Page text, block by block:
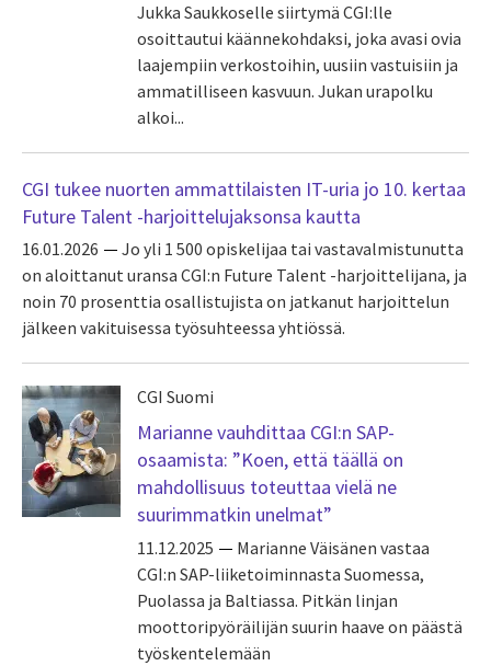
Jukka Saukkoselle siirtymä CGI:lle
osoittautui käännekohdaksi, joka avasi ovia
laajempiin verkostoihin, uusiin vastuisiin ja
ammatilliseen kasvuun. Jukan urapolku
alkoi...
CGI tukee nuorten ammattilaisten IT-uria jo 10. kertaa
Future Talent -harjoittelujaksonsa kautta
16.01.2026
Jo yli 1 500 opiskelijaa tai vastavalmistunutta
on aloittanut uransa CGI:n Future Talent -harjoittelijana, ja
noin 70 prosenttia osallistujista on jatkanut harjoittelun
jälkeen vakituisessa työsuhteessa yhtiössä.
CGI Suomi
Marianne vauhdittaa CGI:n SAP-
osaamista: ”Koen, että täällä on
mahdollisuus toteuttaa vielä ne
suurimmatkin unelmat”
11.12.2025
Marianne Väisänen vastaa
CGI:n SAP-liiketoiminnasta Suomessa,
Puolassa ja Baltiassa. Pitkän linjan
moottoripyöräilijän suurin haave on päästä
työskentelemään